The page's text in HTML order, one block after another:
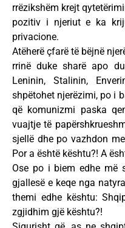
rrëzikshëm krejt
pozitiv i njeriut e ka
privacione.
Atëherë çfarë të bëjnë
rrinë duke sharë apo
Leninin, Stalinin,
shpëtohet njerëzimi, po i
që komunizmi paska
vuajtje të
sjellë dhe po vazhdon
Por a është kështu?! A
Ose po i biem edhe më
gjallesë e keqe nga
themi edhe kështu:
zgjidhim gjë kështu?!